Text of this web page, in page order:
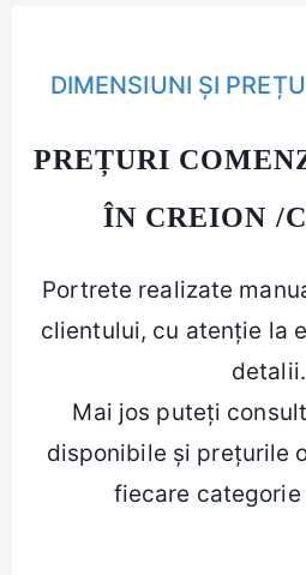
DIMENSIUNI ȘI
PREȚURI
ÎN CREION /
Portrete realizate
clientului, cu atenție la
detalii.
Mai jos puteți
disponibile și prețurile
fiecare